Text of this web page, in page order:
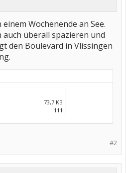
Wochenende an See.
überall spazieren und
den Boulevard in Vlissingen
73,7 KB
111
#2